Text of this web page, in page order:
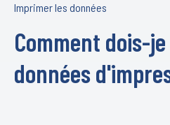
Imprimer les données
Comment dois-
données